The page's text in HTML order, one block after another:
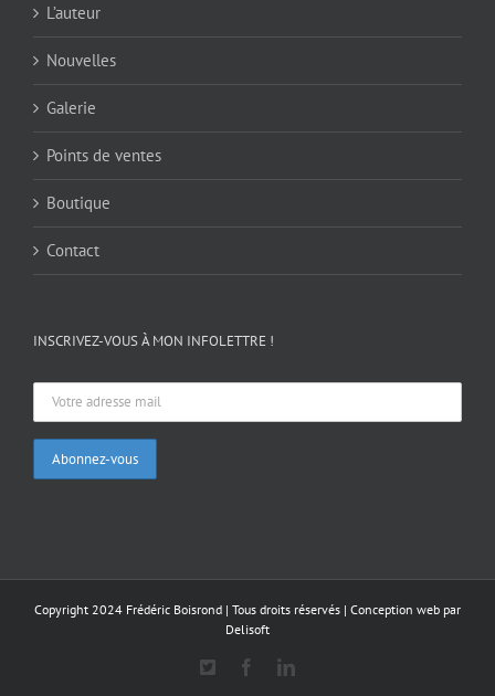
L’auteur
Nouvelles
Galerie
Points de ventes
Boutique
Contact
INSCRIVEZ-VOUS À MON INFOLETTRE !
Copyright 2024 Frédéric Boisrond | Tous droits réservés | Conception web par
Delisoft
FacebookLinkedIn